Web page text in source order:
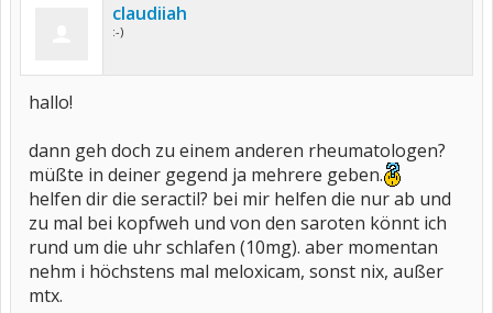
claudiiah
:-)
hallo!
dann geh doch zu einem anderen rheumatologen?
müßte in deiner gegend ja mehrere geben.
helfen dir die seractil? bei mir helfen die nur ab und
zu mal bei kopfweh und von den saroten könnt ich
rund um die uhr schlafen (10mg). aber momentan
nehm i höchstens mal meloxicam, sonst nix, außer
mtx.